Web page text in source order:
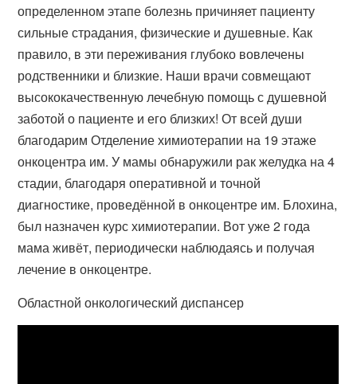
определенном этапе болезнь причиняет пациенту
сильные страдания, физические и душевные. Как
правило, в эти переживания глубоко вовлечены
родственники и близкие. Наши врачи совмещают
высококачественную лечебную помощь с душевной
заботой о пациенте и его близких! От всей души
благодарим Отделение химиотерапии на 19 этаже
онкоцентра им. У мамы обнаружили рак желудка на 4
стадии, благодаря оперативной и точной
диагностике, проведённой в онкоцентре им. Блохина,
был назначен курс химиотерапии. Вот уже 2 года
мама живёт, периодически наблюдаясь и получая
лечение в онкоцентре.
Областной онкологический диспансер